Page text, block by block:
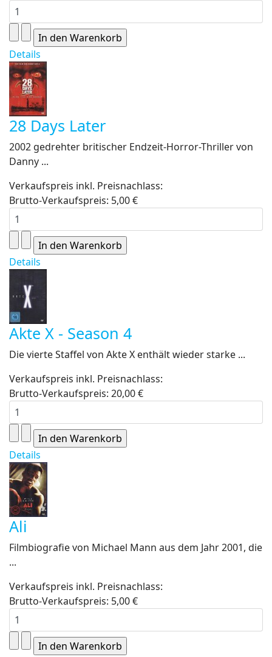
Details
28 Days Later
2002 gedrehter britischer Endzeit-Horror-Thriller von
Danny ...
Verkaufspreis inkl. Preisnachlass:
Brutto-Verkaufspreis: 5,00 €
Details
Akte X - Season 4
Die vierte Staffel von Akte X enthält wieder starke ...
Verkaufspreis inkl. Preisnachlass:
Brutto-Verkaufspreis: 20,00 €
Details
Ali
Filmbiografie von Michael Mann aus dem Jahr 2001, die
...
Verkaufspreis inkl. Preisnachlass:
Brutto-Verkaufspreis: 5,00 €